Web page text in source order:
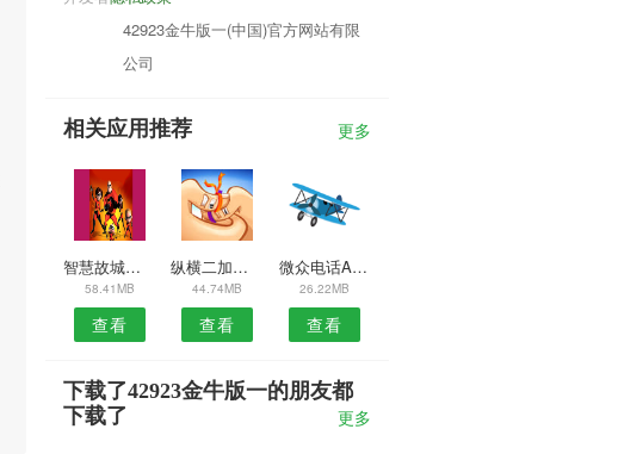
42923金牛版一(中国)官方网站有限
公司
相关应用推荐 更多
智慧故城安卓版
58.41MB
查看
纵横二加一安卓版
44.74MB
查看
微众电话APP
26.22MB
查看
下载了42923金牛版一的朋友都
下载了
更多